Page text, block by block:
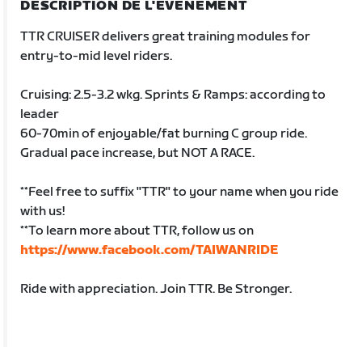
DESCRIPTION DE L'ÉVÉNEMENT
TTR CRUISER delivers great training modules for
entry-to-mid level riders.
Cruising: 2.5-3.2 wkg. Sprints & Ramps: according to
leader
60-70min of enjoyable/fat burning C group ride.
Gradual pace increase, but NOT A RACE.
**Feel free to suffix "TTR" to your name when you ride
with us!
**To learn more about TTR, follow us on
https://www.facebook.com/TAIWANRIDE
Ride with appreciation. Join TTR. Be Stronger.